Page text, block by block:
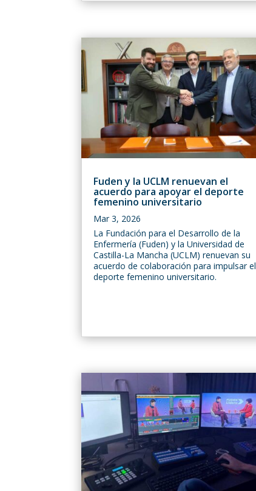
Fuden y la UCLM renuevan el
acuerdo para apoyar el deporte
femenino universitario
Mar 3, 2026
La Fundación para el Desarrollo de la
Enfermería (Fuden) y la Universidad de
Castilla-La Mancha (UCLM) renuevan su
acuerdo de colaboración para impulsar el
deporte femenino universitario.